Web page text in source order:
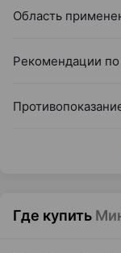
Область
Рекомендации
Где купить